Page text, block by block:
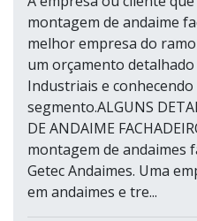
montagem de andaime
melhor empresa do
um orçamento
Industriais e conhecendo
segmento.ALGUNS
DE ANDAIME
montagem de andaimes
Getec Andaimes. Uma
em andaimes e tre...